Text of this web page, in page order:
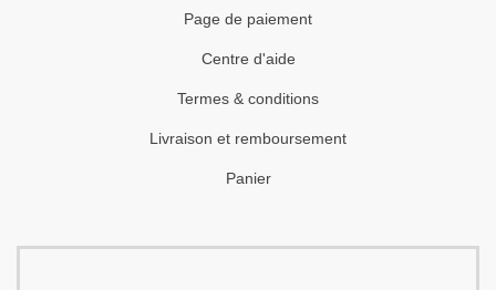
Page de paiement
Centre d'aide
Termes & conditions
Livraison et remboursement
Panier